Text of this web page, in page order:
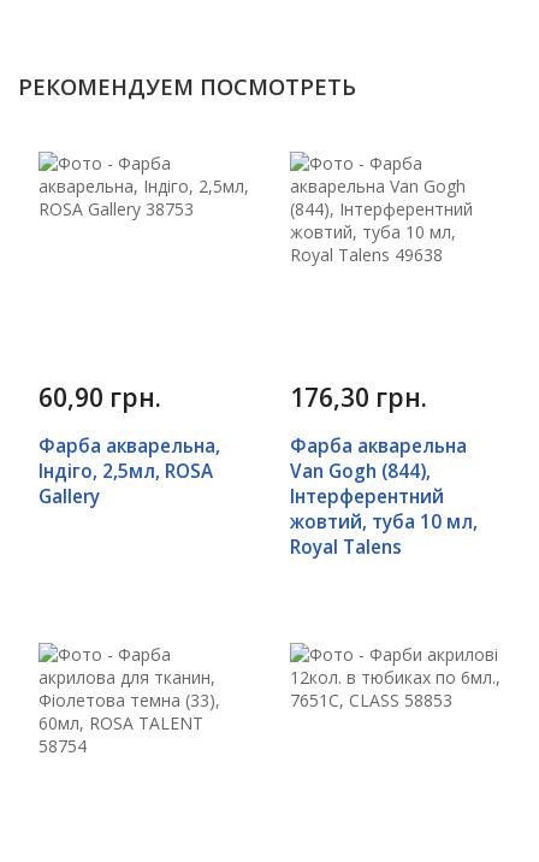
РЕКОМЕНДУЕМ ПОСМОТРЕТЬ
60,90 грн.
Фарба акварельна,
Індіго, 2,5мл, ROSA
Gallery
176,30 грн.
Фарба акварельна
Van Gogh (844),
Інтерферентний
жовтий, туба 10 мл,
Royal Talens